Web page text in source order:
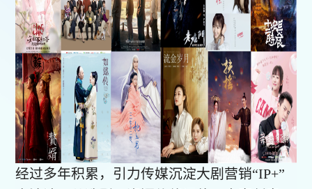
经过多年积累，引力传媒沉淀大剧营销“IP+”